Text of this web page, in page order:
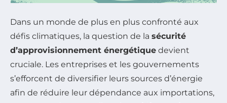
Dans un monde de plus en plus confronté aux
défis climatiques, la question de la sécu­rité
d’approvisionnement énergétique devient
cruciale. Les entreprises et les gouvernements
s’efforcent de diversifier leurs sources d’énergie
afin de réduire leur dépendance aux importations,